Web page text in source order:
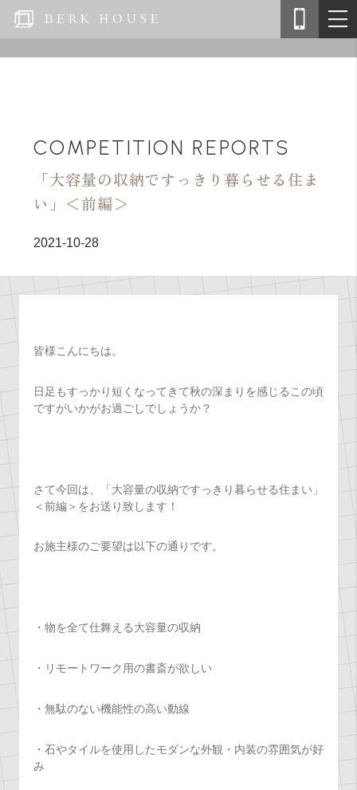
COMPETITION REPORTS
「大容量の収納ですっきり暮らせる住ま
い」＜前編＞
2021-10-28
皆様こんにちは。
日足もすっかり短くなってきて秋の深まりを感じるこの頃
ですがいかがお過ごしでしょうか？
さて今回は、「大容量の収納ですっきり暮らせる住まい」
＜前編＞をお送り致します！
お施主様のご要望は以下の通りです。
・物を全て仕舞える大容量の収納
・リモートワーク用の書斎が欲しい
・無駄のない機能性の高い動線
・石やタイルを使用したモダンな外観・内装の雰囲気が好
み